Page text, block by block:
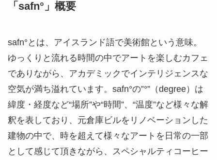
「safn°」概要
safn°とは、アイスランド語で美術館という意味。
ゆっくりと流れる時間の中でアートを楽しむカフェ
でありながら、アカデミックでインテリジェンスな
空気が満ち溢れています。safn°の”°”（degree）は
緯度・経度など“場所”や“時間”、“温度”など様々な解
釈を表しており、元倉庫ビルをリノベーションした
建物の中で、時を超えて様々なアートを日常の一部
として感じて頂きながら、スペシャルティコーヒー